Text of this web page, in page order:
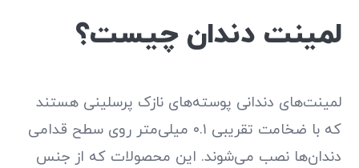
لمینت دندان چیست؟
لمینت‌های دندانی پوسته‌های نازک پرسلینی هستند
که با ضخامت تقریبی ۰.۱ میلی‌متر روی سطح قدامی
دندان‌ها نصب می‌شوند. این محصولات که از جنس